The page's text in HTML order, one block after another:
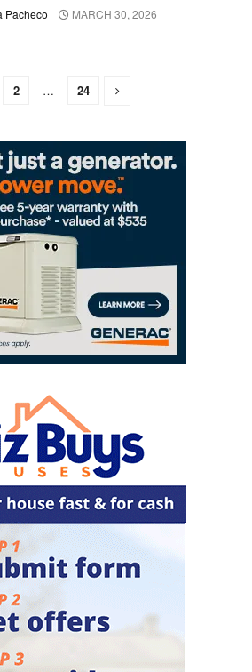
Pacheco MARCH 30, 2026
2 … 24